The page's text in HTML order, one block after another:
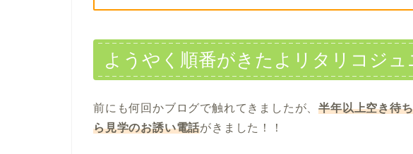
ようやく順番がきたよリタリコジュ
前にも何回かブログで触れてきましたが、半年以上空き待
ら見学のお誘い電話がきました！！